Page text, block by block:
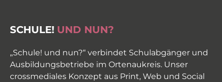
SCHULE! UND NUN?
„Schule! und nun?“ verbindet Schulabgänger und
Ausbildungsbetriebe im Ortenaukreis. Unser
crossmediales Konzept aus Print, Web und Social